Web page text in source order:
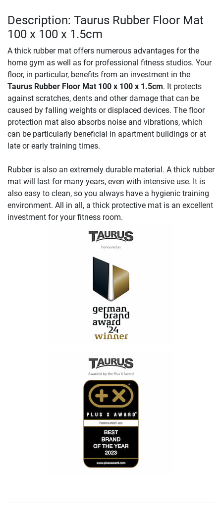
Description: Taurus Rubber Floor Mat
100 x 100 x 1.5cm
A thick rubber mat offers numerous advantages for the
home gym as well as for professional fitness studios. Your
floor, in particular, benefits from an investment in the
Taurus Rubber Floor Mat 100 x 100 x 1.5cm. It protects
against scratches, dents and other damage that can be
caused by falling weights or displaced devices. The floor
protection mat also absorbs noise and vibrations, which
can be particularly beneficial in apartment buildings or at
late or early training times.
Rubber is also an extremely durable material. A thick rubber
mat will last for many years, even with intensive use. It is
also easy to clean, so you always have a hygienic training
environment. All in all, a thick protective mat is an excellent
investment for your fitness room.